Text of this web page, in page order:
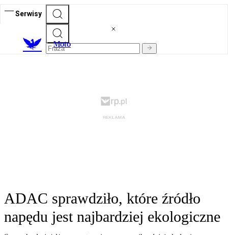
Serwisy
Moto
ADAC sprawdziło, które źródło
napędu jest najbardziej ekologiczne